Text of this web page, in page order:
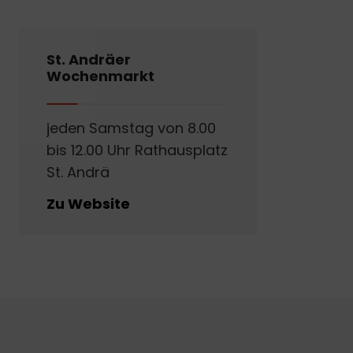
St. Andräer
Wochenmarkt
jeden Samstag von 8.00
bis 12.00 Uhr Rathausplatz
St. Andrä
Zu Website